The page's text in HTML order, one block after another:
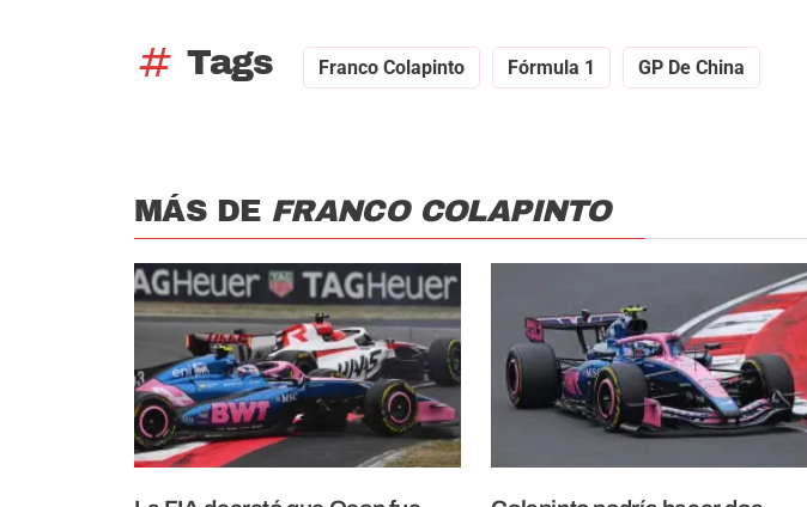
tag Tags Franco Colapinto Fórmula 1 GP De China
MÁS DE FRANCO COLAPINTO